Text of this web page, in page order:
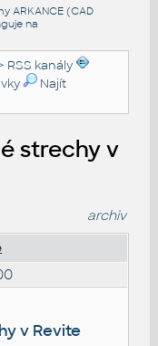
ARKANCE (CAD
na
> RSS kanály
Najít
strechy v
archiv
v Revite